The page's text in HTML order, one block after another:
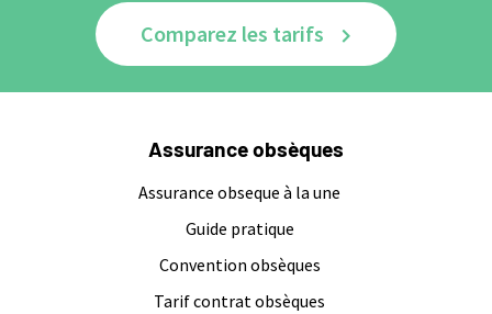
Comparez les tarifs
Assurance obsèques
Assurance obseque à la une
Guide pratique
Convention obsèques
Tarif contrat obsèques